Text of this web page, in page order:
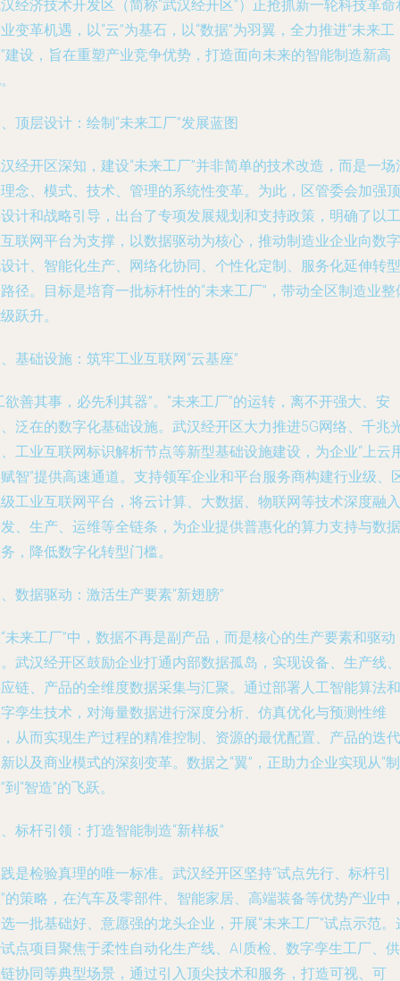
经济技术开发区（简称“武汉经开区”）正抢抓新一轮科技革命
变革机遇，以“云”为基石，以“数据”为羽翼，全力推进“未来工
建设，旨在重塑产业竞争优势，打造面向未来的智能制造新高
顶层设计：绘制“未来工厂”发展蓝图
经开区深知，建设“未来工厂”并非简单的技术改造，而是一场
念、模式、技术、管理的系统性变革。为此，区管委会加强顶
计和战略引导，出台了专项发展规划和支持政策，明确了以工
联网平台为支撑，以数据驱动为核心，推动制造业企业向数字
计、智能化生产、网络化协同、个性化定制、服务化延伸转型
径。目标是培育一批标杆性的“未来工厂”，带动全区制造业整
跃升。
基础设施：筑牢工业互联网“云基座”
欲善其事，必先利其器”。“未来工厂”的运转，离不开强大、安
泛在的数字化基础设施。武汉经开区大力推进5G网络、千兆
工业互联网标识解析节点等新型基础设施建设，为企业“上云
智”提供高速通道。支持领军企业和平台服务商构建行业级、
工业互联网平台，将云计算、大数据、物联网等技术深度融入
、生产、运维等全链条，为企业提供普惠化的算力支持与数据
，降低数字化转型门槛。
数据驱动：激活生产要素“新翅膀”
未来工厂”中，数据不再是副产品，而是核心的生产要素和驱动
武汉经开区鼓励企业打通内部数据孤岛，实现设备、生产线、
链、产品的全维度数据采集与汇聚。通过部署人工智能算法和
孪生技术，对海量数据进行深度分析、仿真优化与预测性维
从而实现生产过程的精准控制、资源的最优配置、产品的迭代
以及商业模式的深刻变革。数据之“翼”，正助力企业实现从“制
到“智造”的飞跃。
标杆引领：打造智能制造“新样板”
是检验真理的唯一标准。武汉经开区坚持“试点先行、标杆引
的策略，在汽车及零部件、智能家居、高端装备等优势产业中
一批基础好、意愿强的龙头企业，开展“未来工厂”试点示范。
点项目聚焦于柔性自动化生产线、AI质检、数字孪生工厂、供
协同等典型场景，通过引入顶尖技术和服务，打造可视、可